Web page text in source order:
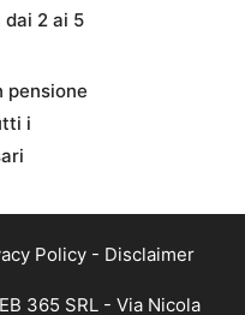
2 ai 5
pensione
i
Policy - Disclaimer
365 SRL - Via Nicola